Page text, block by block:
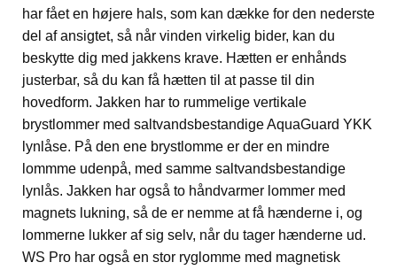
har fået en højere hals, som kan dække for den nederste
del af ansigtet, så når vinden virkelig bider, kan du
beskytte dig med jakkens krave. Hætten er enhånds
justerbar, så du kan få hætten til at passe til din
hovedform. Jakken har to rummelige vertikale
brystlommer med saltvandsbestandige AquaGuard YKK
lynlåse. På den ene brystlomme er der en mindre
lommme udenpå, med samme saltvandsbestandige
lynlås. Jakken har også to håndvarmer lommer med
magnets lukning, så de er nemme at få hænderne i, og
lommerne lukker af sig selv, når du tager hænderne ud.
WS Pro har også en stor ryglomme med magnetisk